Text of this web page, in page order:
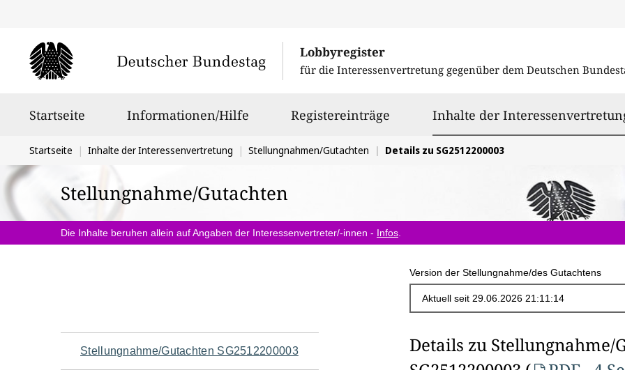
Lobbyregister
für die Interessenvertretung gegenüber dem Deutschen
Startseite Informationen/Hilfe Registereinträge Inhalte der
Sie
befinden
sich
hier:
Startseite Inhalte der Interessenvertretung Stellungnahmen/Gutachten Details zu SG2512200003
Stellungnahme/Gutachten
Die Inhalte beruhen allein auf Angaben der Interessenvertreter/-innen - Infos
Version der Stellungnahme/des Gutachtens
Navigation
Stellungnahme/Gutachten SG2512200003
Details zu Stellungnahme/